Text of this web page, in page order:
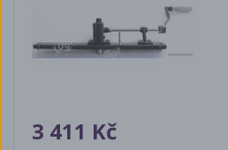
3 411 Kč